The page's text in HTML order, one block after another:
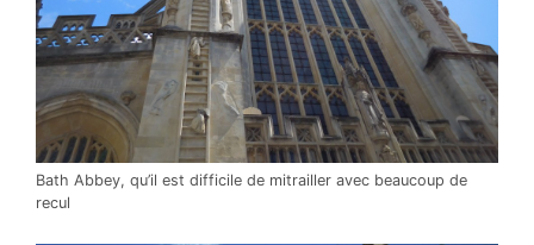
Bath Abbey, qu’il est difficile de mitrailler avec beaucoup de
recul